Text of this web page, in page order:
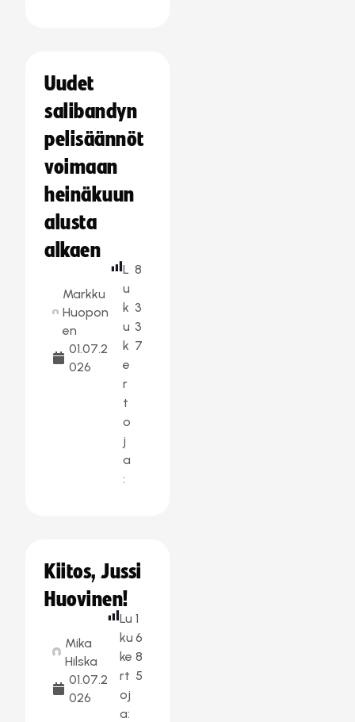
Uudet
salibandyn
pelisäännöt
voimaan
heinäkuun
alusta
alkaen
Markku
Huopon
en
01.07.2
026
L
u
k
u
k
e
r
t
o
j
a
:
8
3
3
7
Kiitos, Jussi
Huovinen!
Mika
Hilska
01.07.2
026
Lu
ku
ke
rt
oj
a:
1
6
8
5